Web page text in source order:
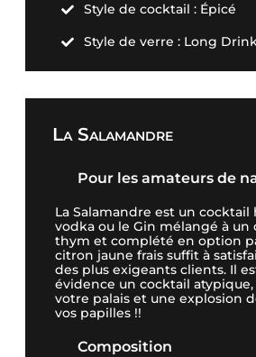
 Style de cocktail : Épicé
 Style de verre : Long
La Salamandre
Pour les amateurs de
La Salamandre est un cocktail
vodka ou le Gin mélangé à un
thym et complété en option
citron jaune frais suffit à
des plus exigeants clients. Il
évidence un cocktail
votre palais et une explosion
vos papilles !!
Composition